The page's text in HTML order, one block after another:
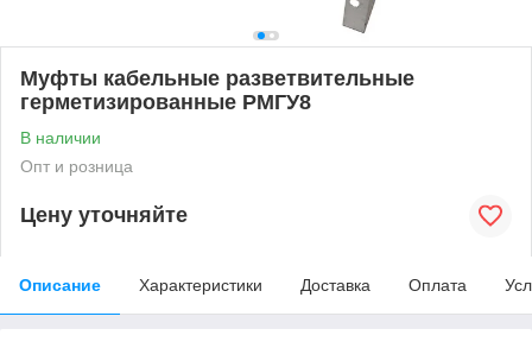
Муфты кабельные разветвительные
герметизированные РМГУ8
В наличии
Опт и розница
Цену уточняйте
Описание Характеристики Доставка Оплата